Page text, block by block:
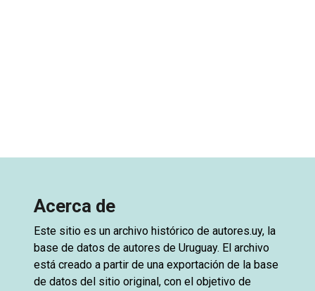
Acerca de
Este sitio es un archivo histórico de autores.uy, la
base de datos de autores de Uruguay. El archivo
está creado a partir de una exportación de la base
de datos del sitio original, con el objetivo de